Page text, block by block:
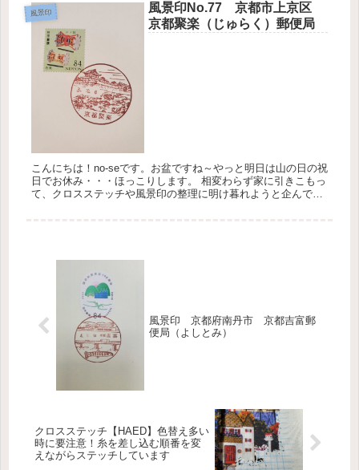
風景印
風景印No.77 京都市上京区
京都聚楽（じゅらく）郵便局
こんにちは！no-seです。お盆ですね～やっと明日は山の日の祝
日でお休み・・・ほっこりします。 相変わらず家に引きこもっ
て、クロスステッチや風景印の整理に明け暮れようと企んでま
風景印 京都府南丹市 京都吉富郵
便局（よしとみ）
クロスステッチ【HAED】色替え多い
時に要注意！糸を差し込む順番を変
えながらステッチしています